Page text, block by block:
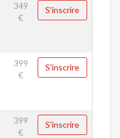
349
€
S'inscrire
399
€
S'inscrire
399
€
S'inscrire